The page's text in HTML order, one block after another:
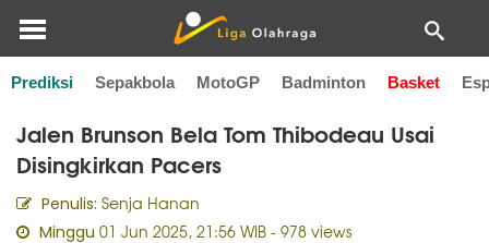
Prediksi Sepakbola MotoGP Badminton Basket
Home Basket
Jalen Brunson Bela Tom Thibodeau Usai
Disingkirkan Pacers
Penulis: Senja Hanan
Minggu 01 Jun 2025, 21:56 WIB - 978 views